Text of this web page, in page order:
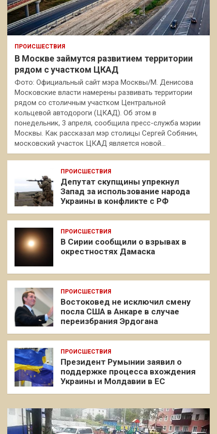
ПРОИСШЕСТВИЯ
В Москве займутся развитием территории
рядом с участком ЦКАД
Фото: Официальный сайт мэра Москвы/М. Денисова
Московские власти намерены развивать территории
рядом со столичным участком Центральной
кольцевой автодороги (ЦКАД). Об этом в
понедельник, 3 апреля, сообщила пресс-служба мэрии
Москвы. Как рассказал мэр столицы Сергей Собянин,
московский участок ЦКАД является новой…
ПРОИСШЕСТВИЯ
Депутат скупщины упрекнул
Запад за использование народа
Украины в конфликте с РФ
ПРОИСШЕСТВИЯ
В Сирии сообщили о взрывах в
окрестностях Дамаска
ПРОИСШЕСТВИЯ
Востоковед не исключил смену
посла США в Анкаре в случае
переизбрания Эрдогана
ПРОИСШЕСТВИЯ
Президент Румынии заявил о
поддержке процесса вхождения
Украины и Молдавии в ЕС